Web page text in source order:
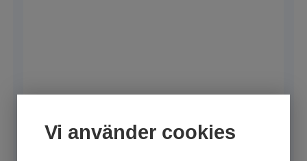
Vi använder cookies